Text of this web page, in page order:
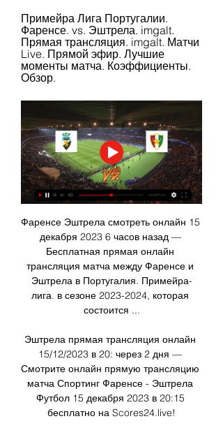
Примейра Лига Португалии.
Фаренсе. vs. Эштрела. imgalt.
Прямая трансляция. imgalt. Матчи
Live. Прямой эфир. Лучшие
моменты матча. Коэффициенты.
Обзор.
Фаренсе Эштрела смотреть онлайн 15
декабря 2023 6 часов назад —
Бесплатная прямая онлайн
трансляция матча между Фаренсе и
Эштрела в Португалия. Примейра-
лига. в сезоне 2023-2024, которая
состоится ...
Эштрела прямая трансляция онлайн
15/12/2023 в 20: через 2 дня —
Смотрите онлайн прямую трансляцию
матча Спортинг Фаренсе - Эштрела
Футбол 15 декабря 2023 в 20:15
бесплатно на Scores24.live!